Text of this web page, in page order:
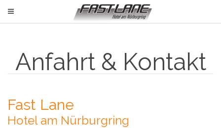
Anfahrt & Kontakt
Fast Lane
Hotel am Nürburgring